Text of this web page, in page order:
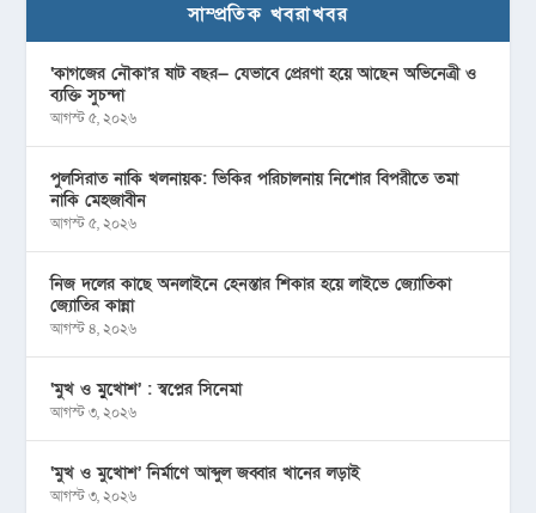
সাম্প্রতিক খবরাখবর
‘কাগজের নৌকা’র ষাট বছর— যেভাবে প্রেরণা হয়ে আছেন অভিনেত্রী ও
ব্যক্তি সুচন্দা
আগস্ট ৫, ২০২৬
পুলসিরাত নাকি খলনায়ক: ভিকির পরিচালনায় নিশোর বিপরীতে তমা
নাকি মেহজাবীন
আগস্ট ৫, ২০২৬
নিজ দলের কাছে অনলাইনে হেনস্তার শিকার হয়ে লাইভে জ্যোতিকা
জ্যোতির কান্না
আগস্ট ৪, ২০২৬
‘মুখ ও মু্খোশ’ : স্বপ্নের সিনেমা
আগস্ট ৩, ২০২৬
‘মুখ ও মুখোশ’ নির্মাণে আব্দুল জব্বার খানের লড়াই
আগস্ট ৩, ২০২৬